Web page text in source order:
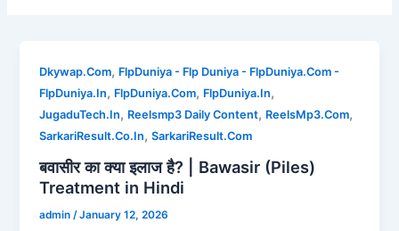
Dkywap.Com, FlpDuniya - Flp Duniya - FlpDuniya.Com -
FlpDuniya.In, FlpDuniya.Com, FlpDuniya.In,
JugaduTech.In, Reelsmp3 Daily Content, ReelsMp3.Com,
SarkariResult.Co.In,SarkariResult.Com
बवासीर का क्या इलाज है? | Bawasir (Piles)
Treatment in Hindi
admin /January 12, 2026